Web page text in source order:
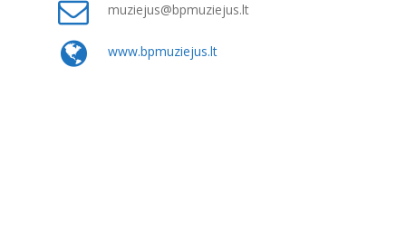
muziejus@bpmuziejus.lt
www.bpmuziejus.lt